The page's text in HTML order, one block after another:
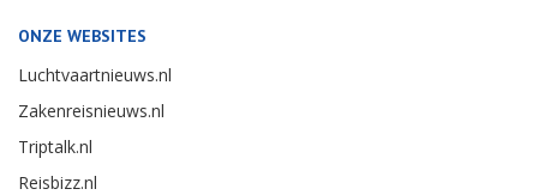
ONZE WEBSITES
Luchtvaartnieuws.nl
Zakenreisnieuws.nl
Triptalk.nl
Reisbizz.nl